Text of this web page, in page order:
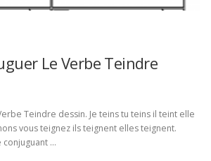
Le Verbe Teindre
Teindre dessin. Je teins tu teins il teint elle
vous teignez ils teignent elles teignent.
…